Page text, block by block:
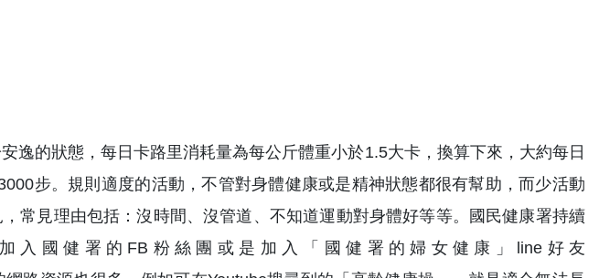
逸的狀態，每日卡路里消耗量為每公斤體重小於1.5大卡，換算下來，大約每日
步。規則適度的活動，不管對身體健康或是精神狀態都很有幫助，而少活動
常見理由包括：沒時間、沒管道、不知道運動對身體好等等。國民健康署持續
入國健署的FB粉絲團或是加入「國健署的婦女健康」line好友